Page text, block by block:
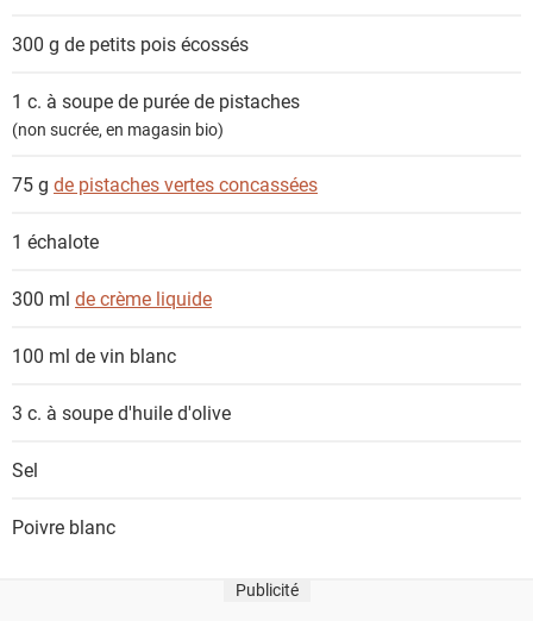
t
300 g de petits pois écossés
1 c. à soupede purée de pistaches
(non sucrée, en magasin bio)
75 g de pistaches vertes concassées
1 échalote
300 ml de crème liquide
100 ml de vin blanc
3 c. à souped'huile d'olive
Sel
Poivre blanc
Publicité